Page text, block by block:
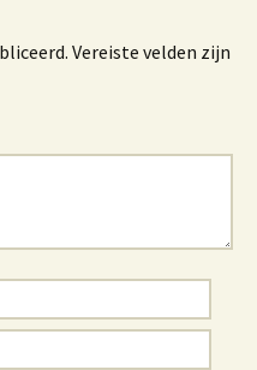
Vereiste velden zijn